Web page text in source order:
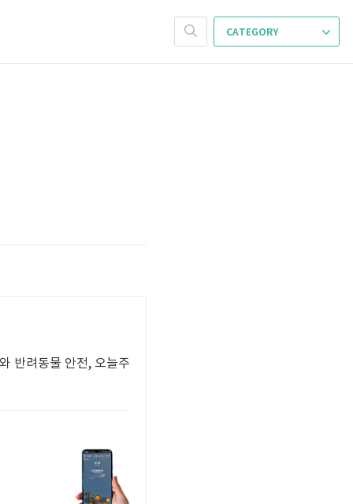
CATEGORY
반려동물 안전, 오늘주